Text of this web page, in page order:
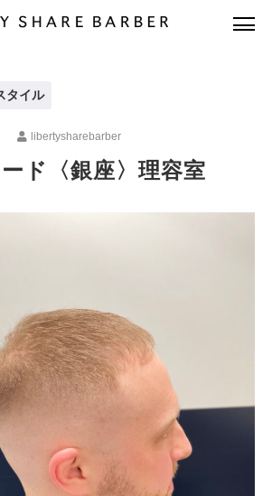
タイル
libertysharebarber
ド〈銀座〉理容室